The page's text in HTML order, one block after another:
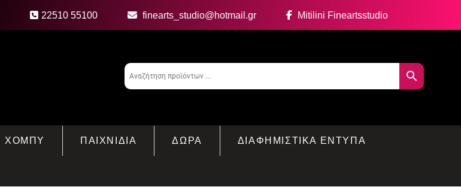
22510 55100 finearts_studio@hotmail.gr Mitilini Fineartsstudio
ΧΟΜΠΥ ΠΑΙΧΝΙΔΙΑ ΔΩΡΑ ΔΙΑΦΗΜΙΣΤΙΚΑ ΕΝΤΥΠΑ